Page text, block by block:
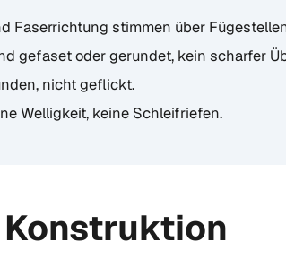
Faserrichtung stimmen über
gefaset oder gerundet, kein scharfer
nicht geflickt.
Welligkeit, keine Schleifriefen.